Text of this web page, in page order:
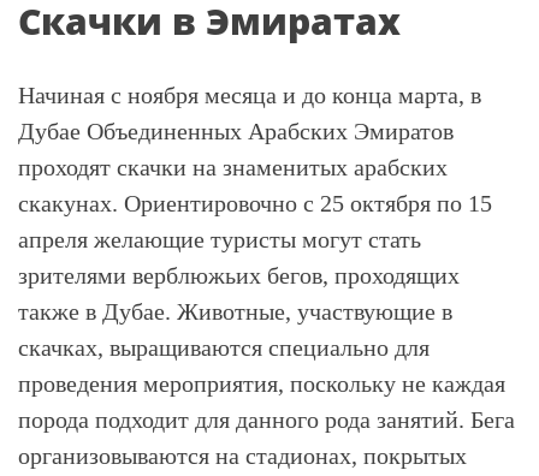
Скачки в Эмиратах
Начиная с ноября месяца и до конца марта, в
Дубае Объединенных Арабских Эмиратов
проходят скачки на знаменитых арабских
скакунах. Ориентировочно с 25 октября по 15
апреля желающие туристы могут стать
зрителями верблюжьих бегов, проходящих
также в Дубае. Животные, участвующие в
скачках, выращиваются специально для
проведения мероприятия, поскольку не каждая
порода подходит для данного рода занятий. Бега
организовываются на стадионах, покрытых